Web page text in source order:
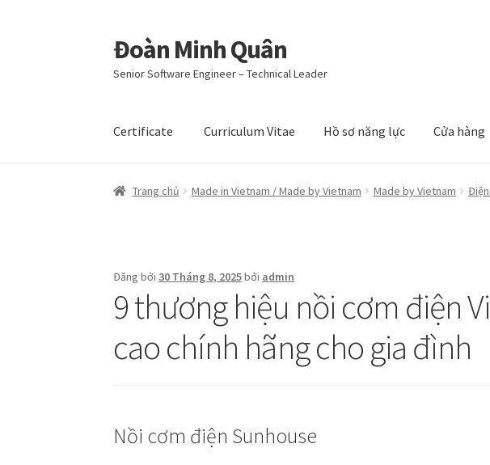
Đi
đến
Điều
Chuyển
đến
nội
Đoàn Minh Quân
Senior Software Engineer – Technical Leader
Certificate Curriculum Vitae Hồ sơ năng lực Cửa hàng
Trang chủ Made in Vietnam / Made by Vietnam Made by Vietnam
Đăng bởi 30 Tháng 8, 2025bởi admin
9 thương hiệu nồi cơm điện
cao chính hãng cho gia đình
Nồi cơm điện Sunhouse